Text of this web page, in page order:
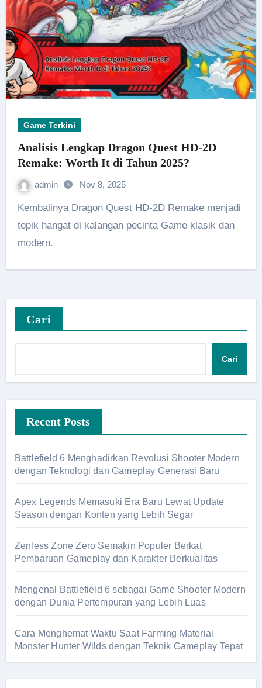
Game Terkini
Analisis Lengkap Dragon Quest HD-2D
Remake: Worth It di Tahun 2025?
admin Nov 8, 2025
Kembalinya Dragon Quest HD-2D Remake menjadi
topik hangat di kalangan pecinta Game klasik dan
modern.
Cari
Cari
Recent Posts
Battlefield 6 Menghadirkan Revolusi Shooter Modern
dengan Teknologi dan Gameplay Generasi Baru
Apex Legends Memasuki Era Baru Lewat Update
Season dengan Konten yang Lebih Segar
Zenless Zone Zero Semakin Populer Berkat
Pembaruan Gameplay dan Karakter Berkualitas
Mengenal Battlefield 6 sebagai Game Shooter Modern
dengan Dunia Pertempuran yang Lebih Luas
Cara Menghemat Waktu Saat Farming Material
Monster Hunter Wilds dengan Teknik Gameplay Tepat